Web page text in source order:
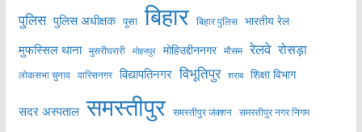
पुलिस पुलिस अधीक्षक पूसा बिहार बिहार पुलिस भारतीय रेल
मुफस्सिल थाना मुसरीघरारी मोहनपुर मोहिउद्दीननगर मौसम रेलवे रोसड़ा
लोकसभा चुनाव वारिसनगर विद्यापतिनगर विभूतिपुर शराब शिक्षा विभाग
सदर अस्पताल समस्तीपुर समस्तीपुर जंक्शन समस्तीपुर नगर निगम